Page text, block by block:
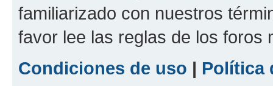
familiarizado con nuestros
favor lee las reglas de los foros
Condiciones de uso | Política